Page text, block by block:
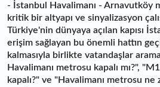
- İstanbul Havalimanı - Arnavutköy
kritik bir altyapı ve sinyalizasyon
Türkiye'nin dünyaya açılan kapısı
erişim sağlayan bu önemli hattın
kalmasıyla birlikte vatandaşlar
Havalimanı metrosu kapalı mı?",
kapalı?" ve "Havalimanı metrosu ne